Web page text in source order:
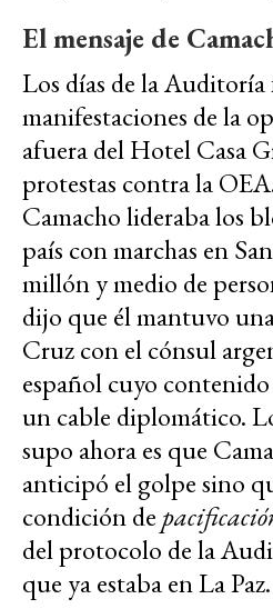
El mensaje de
Los días de la Auditoría
manifestaciones de la
afuera del Hotel Casa
protestas contra la
Camacho lideraba los
país con marchas en
millón y medio de
dijo que él mantuvo
Cruz con el cónsul
español cuyo
un cable diplomático.
supo ahora es que
anticipó el golpe sino
condición de
del protocolo de la
que ya estaba en La Paz.